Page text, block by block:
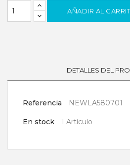
AÑADIR AL
DETALLES DEL
Referencia NEWLA580701
En stock 1 Artículo